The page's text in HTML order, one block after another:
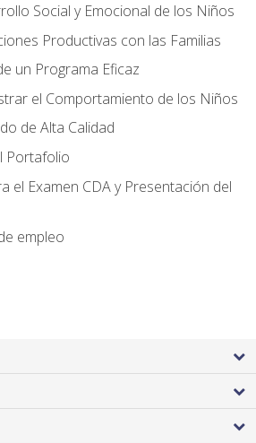
Social y Emocional de los Niños
Productivas con las Familias
un Programa Eficaz
el Comportamiento de los Niños
de Alta Calidad
Portafolio
el Examen CDA y Presentación del
empleo